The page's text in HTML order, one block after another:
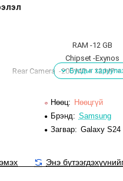
Нөөц: Нөөцгүй
Брэнд: Samsung
Загвар: Galaxy S24
Энэ
RAM -12 GB
Chipset -Exynos
Rear Camera -200 MP + 12 MP
Battery - 5000 mAh
Architecture -64